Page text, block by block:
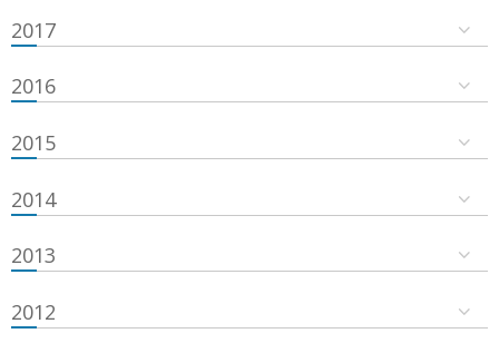
2017
2016
2015
2014
2013
2012